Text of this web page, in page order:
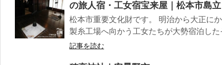
の旅人宿・工女宿宝来屋｜松本市島立
松本市重要文化財です。 明治から大正に
製糸工場へ向かう工女たちが大勢宿泊し
記事を読む